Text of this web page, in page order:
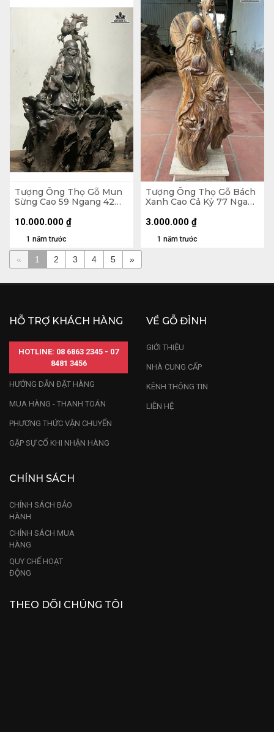
Tượng Ông Thọ Gỗ Mun
Sừng Cao 59 Ngang 42
1 năm trước
10.000.000 ₫
Tượng Ông Thọ Gỗ Bách
Xanh Cao Cả Kỷ 77 Ngang
(cm)
1 năm trước
3.000.000 ₫
« 1 2 3 4 5 »
HỖ TRỢ KHÁCH HÀNG
HOTLINE: 08 6863 2345 - 07
8481 3456
HƯỚNG DẪN ĐẶT HÀNG
MUA HÀNG - THANH TOÁN
PHƯƠNG THỨC VẬN CHUYỂN
GẶP SỰ CỐ KHI NHẬN HÀNG
VỀ GỖ ĐỈNH
GIỚI THIỆU
NHÀ CUNG CẤP
KÊNH THÔNG TIN
LIÊN HỆ
CHÍNH SÁCH
CHÍNH SÁCH BẢO
HÀNH
CHÍNH SÁCH MUA
HÀNG
QUY CHẾ HOẠT
ĐỘNG
THEO DÕI CHÚNG TÔI